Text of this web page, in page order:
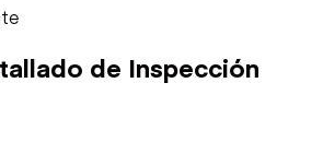
de Inspección